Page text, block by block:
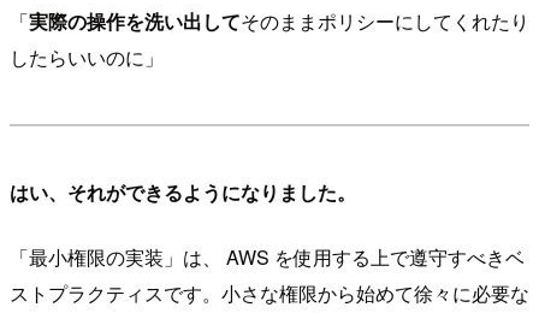
「実際の操作を洗い出してそのままポリシーにしてくれたり
したらいいのに」
はい、それができるようになりました。
「最小権限の実装」は、 AWS を使用する上で遵守すべきベ
ストプラクティスです。小さな権限から始めて徐々に必要な